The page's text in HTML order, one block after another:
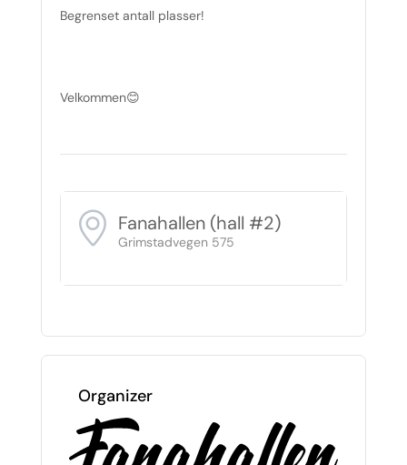
Begrenset antall plasser!
Velkommen😊
Fanahallen (hall #2)
Grimstadvegen 575
Organizer